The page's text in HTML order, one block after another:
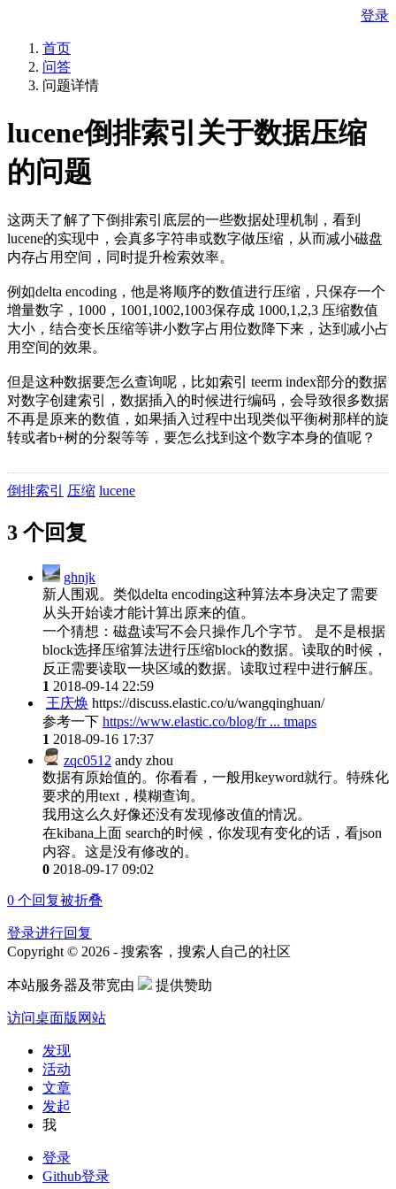
登录
首页
问答
问题详情
lucene倒排索引关于数据压缩
的问题
这两天了解了下倒排索引底层的一些数据处理机制，看到
lucene的实现中，会真多字符串或数字做压缩，从而减小磁盘
内存占用空间，同时提升检索效率。
例如delta encoding，他是将顺序的数值进行压缩，只保存一个
增量数字，1000，1001,1002,1003保存成 1000,1,2,3 压缩数值
大小，结合变长压缩等讲小数字占用位数降下来，达到减小占
用空间的效果。
但是这种数据要怎么查询呢，比如索引 teerm index部分的数据
对数字创建索引，数据插入的时候进行编码，会导致很多数据
不再是原来的数值，如果插入过程中出现类似平衡树那样的旋
转或者b+树的分裂等等，要怎么找到这个数字本身的值呢？
倒排索引 压缩 lucene
3 个回复
ghnjk
新人围观。类似delta encoding这种算法本身决定了需要
从头开始读才能计算出原来的值。
一个猜想：磁盘读写不会只操作几个字节。 是不是根据
block选择压缩算法进行压缩block的数据。读取的时候，
反正需要读取一块区域的数据。读取过程中进行解压。
1 2018-09-14 22:59
王庆焕 https://discuss.elastic.co/u/wangqinghuan/
参考一下 https://www.elastic.co/blog/fr ... tmaps
1 2018-09-16 17:37
zqc0512 andy zhou
数据有原始值的。你看看，一般用keyword就行。特殊化
要求的用text，模糊查询。
我用这么久好像还没有发现修改值的情况。
在kibana上面 search的时候，你发现有变化的话，看json
内容。这是没有修改的。
0 2018-09-17 09:02
0 个回复被折叠
登录进行回复
Copyright © 2026 - 搜索客，搜索人自己的社区
本站服务器及带宽由 提供赞助
访问桌面版网站
发现
活动
文章
发起
我
登录
Github登录